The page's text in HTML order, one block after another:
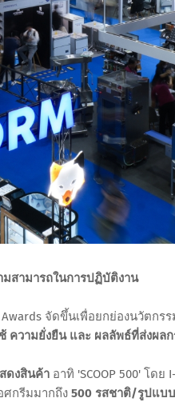
มสามารถในการปฏิบัติงาน
Awards จัดขึ้นเพื่อยกย่องนวัต
ความยั่งยืน และ ผลลัพธ์ที่ส่งผล
ดงสินค้า อาทิ 'SCOOP 500' โด
ศกรีมมากถึง 500 รสชาติ/รูปแบบ